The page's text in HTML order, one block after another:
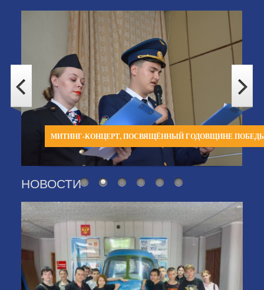
МИТИНГ-КОНЦЕРТ, ПОСВЯЩЁННЫЙ ГОДОВЩИНЕ
НОВОСТИ